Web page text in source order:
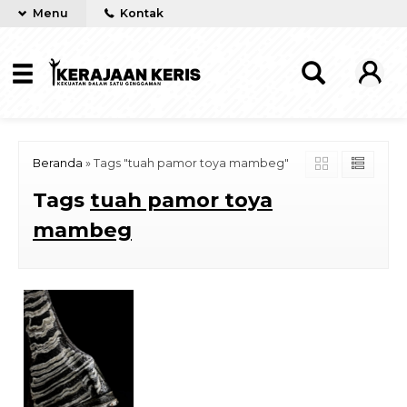
Menu Kontak
Beranda » Tags "tuah pamor toya mambeg"
Tags tuah pamor toya
mambeg